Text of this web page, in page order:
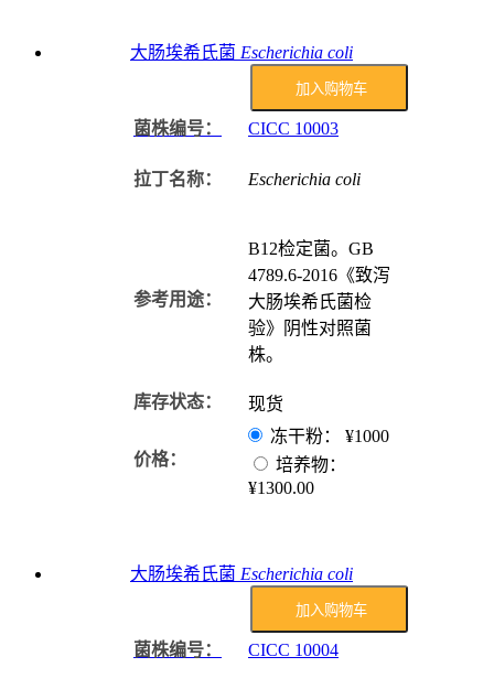
大肠埃希氏菌 Escherichia coli
加入购物车
菌株编号： CICC 10003
拉丁名称： Escherichia coli
参考用途：
B12检定菌。GB
4789.6-2016《致泻
大肠埃希氏菌检
验》阴性对照菌
株。
库存状态： 现货
价格：
冻干粉：
¥1000
培养物：
¥1300.00
大肠埃希氏菌 Escherichia coli
加入购物车
菌株编号： CICC 10004